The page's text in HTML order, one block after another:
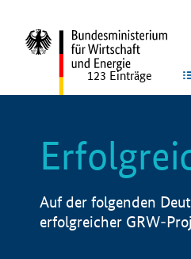
123 Einträge
Auf der folgenden
erfolgreicher GRW-